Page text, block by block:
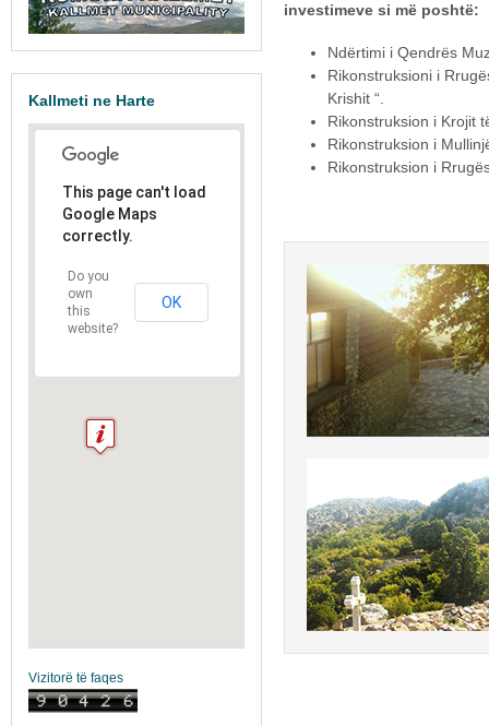
Kallmeti ne Harte
This page can't load
Google Maps
correctly.
Do you
own
this
website?
OK
Vizitorë të faqes
investimeve si më poshtë:
Ndërtimi i Qendrës
Rikonstruksioni i
Krishit “.
Rikonstruksion i Krojit
Rikonstruksion i
Rikonstruksion i